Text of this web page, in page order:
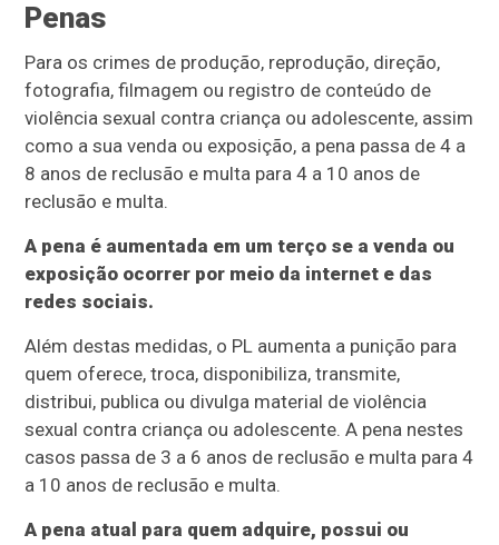
Penas
Para os crimes de produção, reprodução, direção,
fotografia, filmagem ou registro de conteúdo de
violência sexual contra criança ou adolescente, assim
como a sua venda ou exposição, a pena passa de 4 a
8 anos de reclusão e multa para 4 a 10 anos de
reclusão e multa.
A pena é aumentada em um terço se a venda ou
exposição ocorrer por meio da internet e das
redes sociais.
Além destas medidas, o PL aumenta a punição para
quem oferece, troca, disponibiliza, transmite,
distribui, publica ou divulga material de violência
sexual contra criança ou adolescente. A pena nestes
casos passa de 3 a 6 anos de reclusão e multa para 4
a 10 anos de reclusão e multa.
A pena atual para quem adquire, possui ou